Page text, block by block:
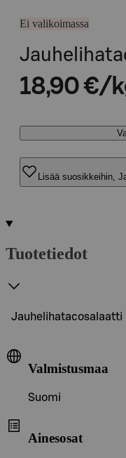
Ei valikoimassa
18,90 €/
Lisää suosikkeihin,
Tuotetiedot
Jauhelihatacosalaatti
Valmistusmaa
Suomi
Ainesosat